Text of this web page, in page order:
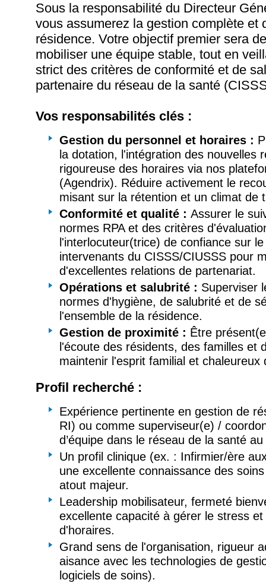
Sous la responsabilité du Directeur
vous assumerez la gestion complète et
résidence. Votre objectif premier sera
mobiliser une équipe stable, tout en
strict des critères de conformité et de
partenaire du réseau de la santé
Vos responsabilités clés :
Gestion du personnel et horaires :
la dotation, l'intégration des nouvelles
rigoureuse des horaires via nos
(Agendrix). Réduire activement le
misant sur la rétention et un climat de
Conformité et qualité : Assurer le
normes RPA et des critères
l'interlocuteur(trice) de confiance sur
intervenants du CISSS/CIUSSS pour
d'excellentes relations de partenariat.
Opérations et salubrité : Superviser
normes d'hygiène, de salubrité et de
l'ensemble de la résidence.
Gestion de proximité : Être
l'écoute des résidents, des familles et
maintenir l'esprit familial et chaleureux
Profil recherché :
Expérience pertinente en gestion de
RI) ou comme superviseur(e) /
d’équipe dans le réseau de la santé
Un profil clinique (ex. : Infirmier/ère
une excellente connaissance des
atout majeur.
Leadership mobilisateur, fermeté
excellente capacité à gérer le stress
d'horaires.
Grand sens de l'organisation, rigueur
aisance avec les technologies de
logiciels de soins).